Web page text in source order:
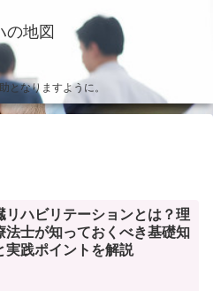
の地図
となりますように。
リハビリテーションとは？理
法士が知っておくべき基礎知
実践ポイントを解説